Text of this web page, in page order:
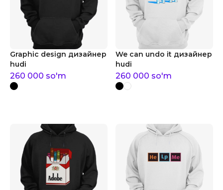
Graphic design дизайнер
hudi
260 000 so'm
We can undo it дизайнер
hudi
260 000 so'm